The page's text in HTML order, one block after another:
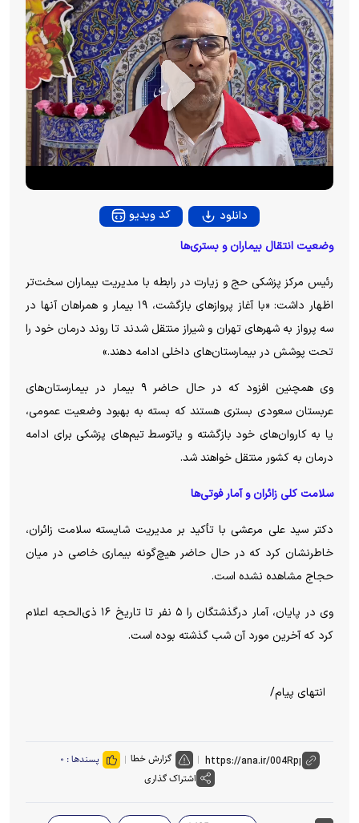
P
l
y
V
i
d
e
o
دانلود
کد ویدیو
وضعیت انتقال بیماران و بستری‌ها
رئیس مرکز پزشکی حج و زیارت در رابطه با مدیریت بیماران سخت‌تر
اظهار داشت: «با آغاز پرواز‌های بازگشت، ۱۹ بیمار و همراهان آنها در
سه پرواز به شهر‌های تهران و شیراز منتقل شدند تا روند درمان خود را
تحت پوشش در بیمارستان‌های داخلی ادامه دهند.»‌
وی همچنین افزود که در حال حاضر ۹ بیمار در بیمارستان‌های
عربستان سعودی بستری هستند که بسته به بهبود وضعیت عمومی،
یا به کاروان‌های خود بازگشته و یاتوسط تیم‌های پزشکی برای ادامه
درمان به کشور منتقل خواهند شد.
سلامت کلی زائران و آمار فوتی‌ها
دکتر سید علی مرعشی با تأکید بر مدیریت شایسته سلامت زائران،
خاطرنشان کرد که در حال حاضر هیچ‌گونه بیماری خاصی در میان
حجاج مشاهده نشده است.
وی در پایان، آمار درگذشتگان را ۵ نفر تا تاریخ ۱۶ ذی‌الحجه اعلام
کرد که آخرین مورد آن شب گذشته بوده است.
انتهای پیام/
گزارش خطا پسندها : ۰
اشتراک گذاری